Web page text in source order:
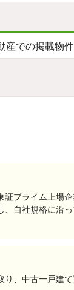
産での掲載物件
プライム上場
自社規格に沿
り、中古一戸建て